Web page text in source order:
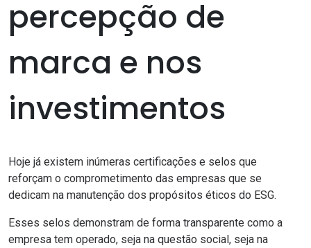
percepção de
marca e nos
investimentos
Hoje já existem inúmeras certificações e selos que
reforçam o comprometimento das empresas que se
dedicam na manutenção dos propósitos éticos do ESG.
Esses selos demonstram de forma transparente como a
empresa tem operado, seja na questão social, seja na